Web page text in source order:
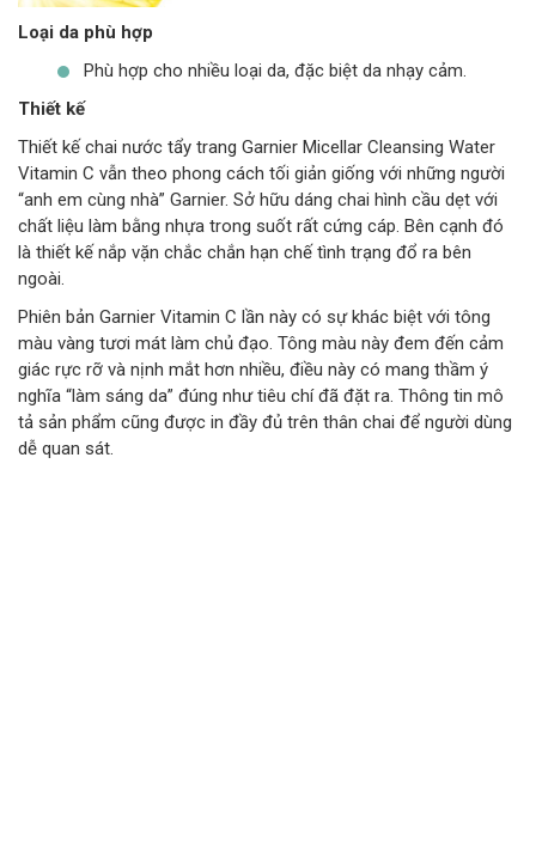
Loại da phù hợp
Phù hợp cho nhiều loại da, đặc biệt da nhạy cảm.
Thiết kế
Thiết kế chai nước tẩy trang Garnier Micellar Cleansing Water
Vitamin C vẫn theo phong cách tối giản giống với những người
“anh em cùng nhà” Garnier. Sở hữu dáng chai hình cầu dẹt với
chất liệu làm bằng nhựa trong suốt rất cứng cáp. Bên cạnh đó
là thiết kế nắp vặn chắc chắn hạn chế tình trạng đổ ra bên
ngoài.
Phiên bản Garnier Vitamin C lần này có sự khác biệt với tông
màu vàng tươi mát làm chủ đạo. Tông màu này đem đến cảm
giác rực rỡ và nịnh mắt hơn nhiều, điều này có mang thầm ý
nghĩa “làm sáng da” đúng như tiêu chí đã đặt ra. Thông tin mô
tả sản phẩm cũng được in đầy đủ trên thân chai để người dùng
dễ quan sát.